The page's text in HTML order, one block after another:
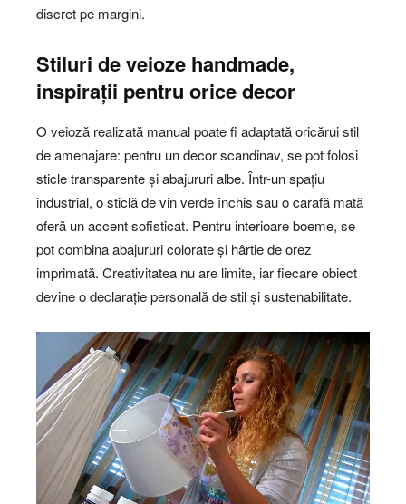
discret pe margini.
Stiluri de veioze handmade,
inspirații pentru orice decor
O veioză realizată manual poate fi adaptată oricărui stil
de amenajare: pentru un decor scandinav, se pot folosi
sticle transparente și abajururi albe. Într-un spațiu
industrial, o sticlă de vin verde închis sau o carafă mată
oferă un accent sofisticat. Pentru interioare boeme, se
pot combina abajururi colorate și hârtie de orez
imprimată. Creativitatea nu are limite, iar fiecare obiect
devine o declarație personală de stil și sustenabilitate.